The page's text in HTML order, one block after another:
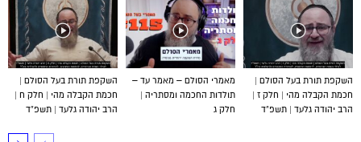
השקפת תורת בעל הסולם |
חכמת הקבלה מהי | חלק ח |
הרב יהודה גלעד | תשפ”ד
מאמרי הסולם – מאמר עד –
תולדות החכמה ומסתריה |
חלק ג
השקפת תורת בעל הסולם |
חכמת הקבלה מהי | חלק ז |
הרב יהודה גלעד | תשפ”ד